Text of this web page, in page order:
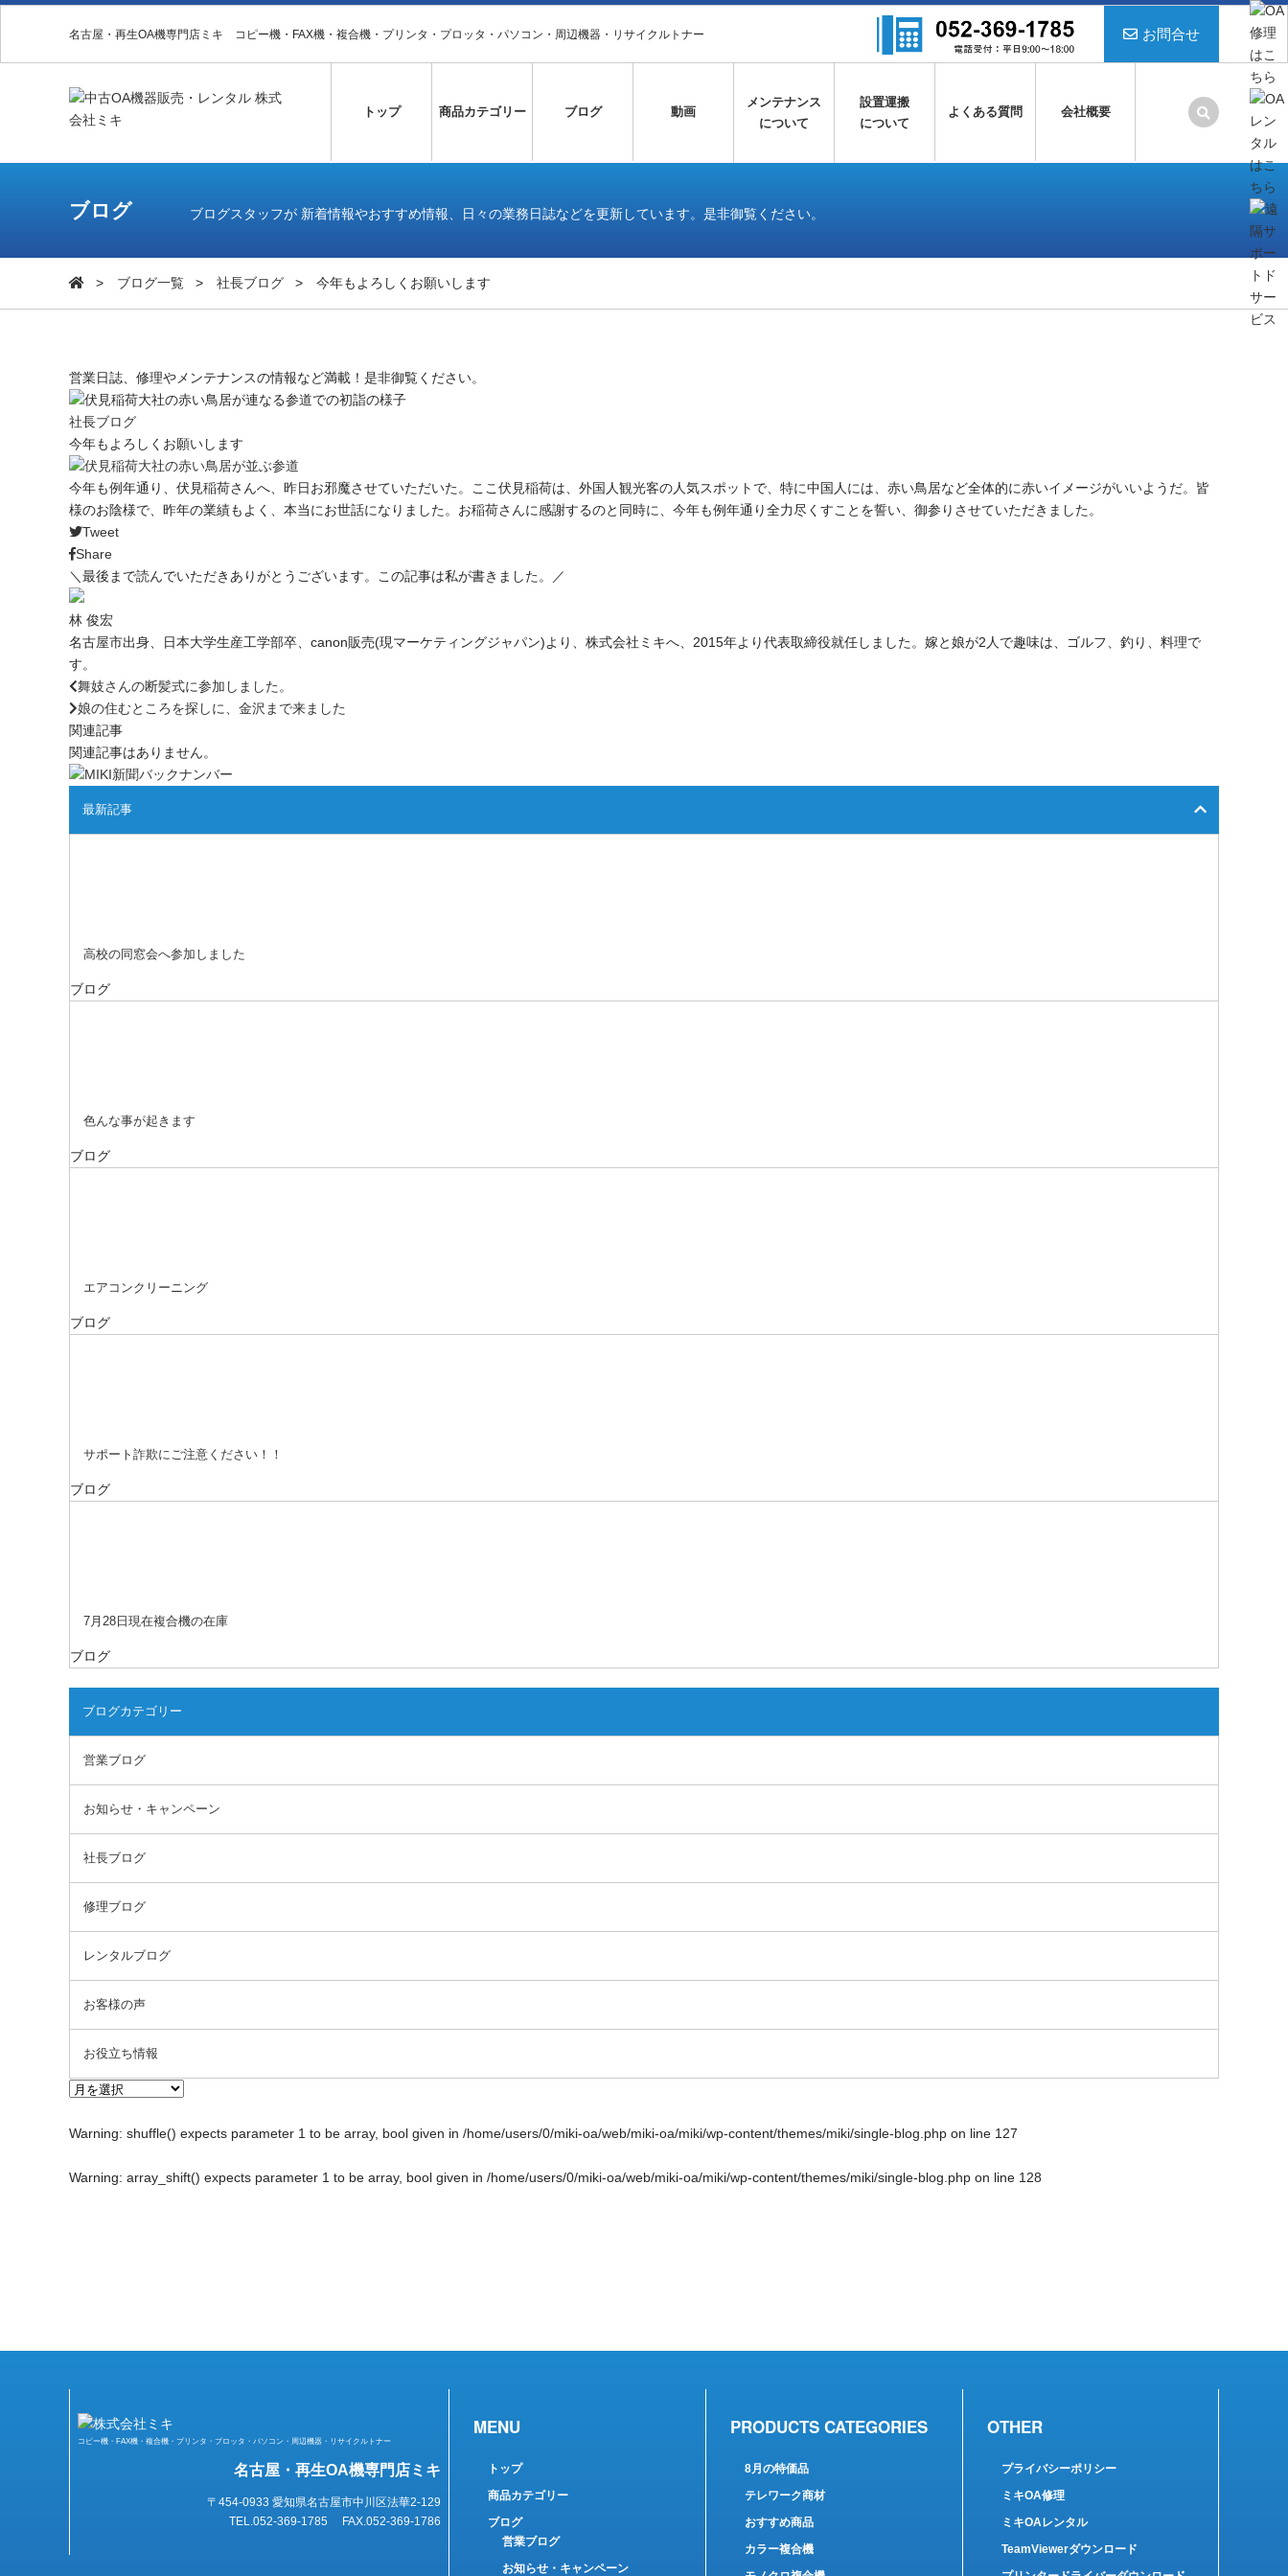
名古屋・再生OA機専門店ミキ コピー機・FAX機・複合機・プリンタ・プロッタ・パソコン・周辺機器・リサイクルトナー お問合せ
トップ 商品カテゴリー ブログ 動画
メンテナンス
について
設置運搬
について
よくある質問 会社概要
ブログ ブログスタッフが 新着情報やおすすめ情報、日々の業務日誌などを更新しています。是非御覧ください。
ブログ一覧 社長ブログ 今年もよろしくお願いします
営業日誌、修理やメンテナンスの情報など満載！是非御覧ください。
社長ブログ
今年もよろしくお願いします
今年も例年通り、伏見稲荷さんへ、昨日お邪魔させていただいた。ここ伏見稲荷は、外国人観光客の人気スポットで、特に中国人には、赤い鳥居など全体的に赤いイメージがいいようだ。皆
様のお陰様で、昨年の業績もよく、本当にお世話になりました。お稲荷さんに感謝するのと同時に、今年も例年通り全力尽くすことを誓い、御参りさせていただきました。
Tweet
Share
＼最後まで読んでいただきありがとうございます。この記事は私が書きました。／
林 俊宏
名古屋市出身、日本大学生産工学部卒、canon販売(現マーケティングジャパン)より、株式会社ミキへ、2015年より代表取締役就任しました。嫁と娘が2人で趣味は、ゴルフ、釣り、料理で
す。
舞妓さんの断髪式に参加しました。
娘の住むところを探しに、金沢まで来ました
関連記事
関連記事はありません。
最新記事
高校の同窓会へ参加しました
ブログ
色んな事が起きます
ブログ
エアコンクリーニング
ブログ
サポート詐欺にご注意ください！！
ブログ
7月28日現在複合機の在庫
ブログ
ブログカテゴリー
営業ブログ
お知らせ・キャンペーン
社長ブログ
修理ブログ
レンタルブログ
お客様の声
お役立ち情報
Warning: shuffle() expects parameter 1 to be array, bool given in /home/users/0/miki-oa/web/miki-oa/miki/wp-content/themes/miki/single-blog.php on line 127
Warning: array_shift() expects parameter 1 to be array, bool given in /home/users/0/miki-oa/web/miki-oa/miki/wp-content/themes/miki/single-blog.php on line 128
コピー機・FAX機・複合機・プリンタ・プロッタ・パソコン・周辺機器・リサイクルトナー
名古屋・再生OA機専門店ミキ
〒454-0933 愛知県名古屋市中川区法華2-129
TEL.052-369-1785 FAX.052-369-1786
MENU
トップ
商品カテゴリー
ブログ
営業ブログ
お知らせ・キャンペーン
PRODUCTS CATEGORIES
8月の特価品
テレワーク商材
おすすめ商品
カラー複合機
OTHER
プライバシーポリシー
ミキOA修理
ミキOAレンタル
TeamViewerダウンロード